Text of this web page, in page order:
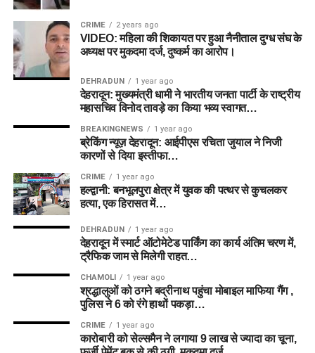
CRIME 2 years ago
VIDEO: महिला की शिकायत पर हुआ नैनीताल दुग्ध संघ के
अध्यक्ष पर मुकदमा दर्ज, दुष्कर्म का आरोप।
DEHRADUN 1 year ago
देहरादून: मुख्यमंत्री धामी ने भारतीय जनता पार्टी के राष्ट्रीय
महासचिव विनोद तावड़े का किया भव्य स्वागत…
BREAKINGNEWS 1 year ago
ब्रेकिंग न्यूज़ देहरादून: आईपीएस रचिता जुयाल ने निजी
कारणों से दिया इस्तीफा…
CRIME 1 year ago
हल्द्वानी: बनभूलपुरा क्षेत्र में युवक की पत्थर से कुचलकर
हत्या, एक हिरासत में…
DEHRADUN 1 year ago
देहरादून में स्मार्ट ऑटोमेटेड पार्किंग का कार्य अंतिम चरण में,
ट्रैफिक जाम से मिलेगी राहत…
CHAMOLI 1 year ago
श्रद्धालुओं को ठगने बद्रीनाथ पहुंचा मोबाइल माफिया गैंग ,
पुलिस ने 6 को रंगे हाथों पकड़ा…
CRIME 1 year ago
कारोबारी को सेल्समैन ने लगाया 9 लाख से ज्यादा का चूना,